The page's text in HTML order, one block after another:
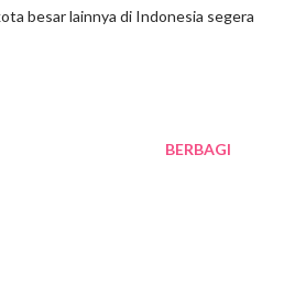
besar lainnya di Indonesia segera
BERBAGI